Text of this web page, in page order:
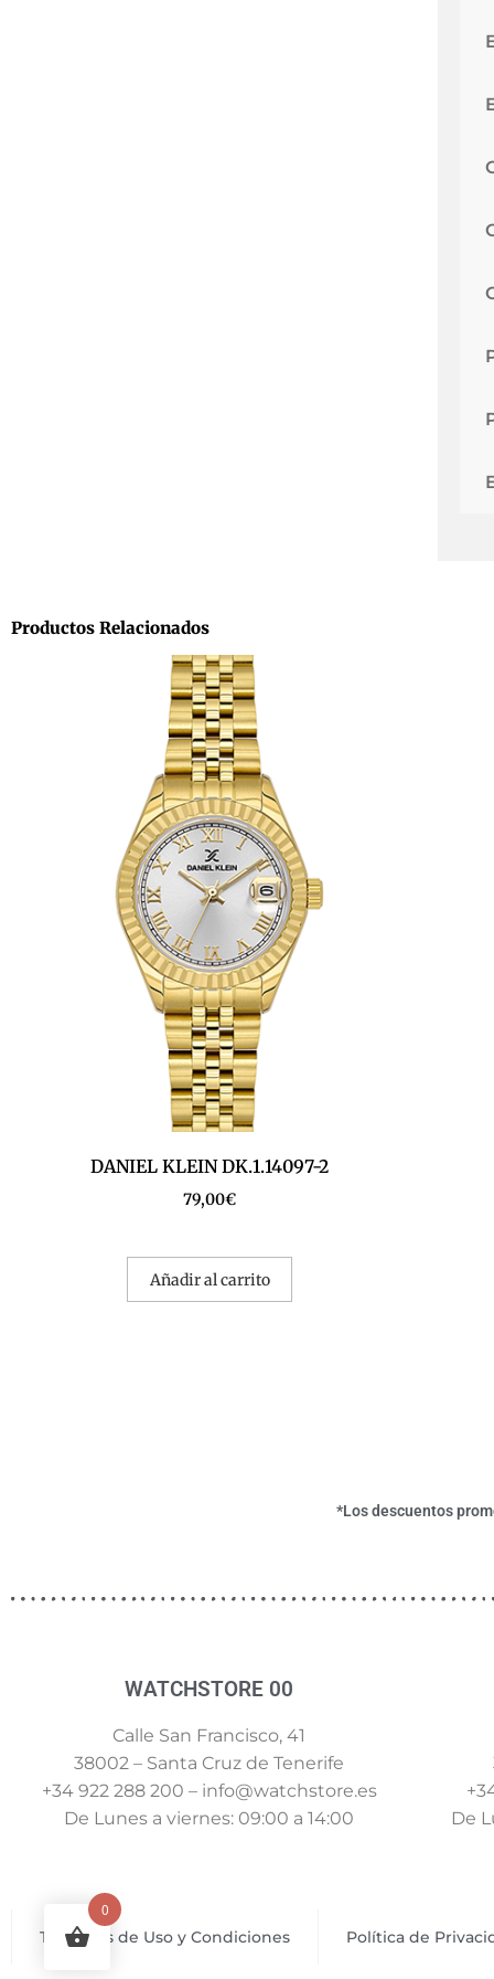
Productos Relacionados
DANIEL KLEIN DK.1.14097-2
79,00€
Añadir al carrito
*Los descuentos
WATCHSTORE 00
Calle San Francisco, 41
38002 – Santa Cruz de Tenerife
+34 922 288 200 – info@watchstore.es
De Lunes a viernes: 09:00 a 14:00
De
Términos de Uso y Condiciones Política de
0